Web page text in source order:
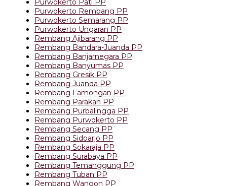
Purwokerto Pati PP
Purwokerto Rembang PP
Purwokerto Semarang PP
Purwokerto Ungaran PP
Rembang Ajibarang PP
Rembang Bandara-Juanda PP
Rembang Banjarnegara PP
Rembang Banyumas PP
Rembang Gresik PP
Rembang Juanda PP
Rembang Lamongan PP
Rembang Parakan PP
Rembang Purbalingga PP
Rembang Purwokerto PP
Rembang Secang PP
Rembang Sidoarjo PP
Rembang Sokaraja PP
Rembang Surabaya PP
Rembang Temanggung PP
Rembang Tuban PP
Rembang Wangon PP